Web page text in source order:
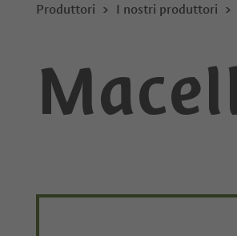
Produttori I nostri produttori